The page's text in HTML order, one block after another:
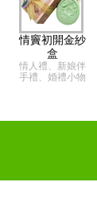
情竇初開金紗
盒
情人禮、新娘伴
手禮、婚禮小物